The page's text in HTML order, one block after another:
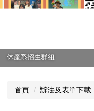
區
休產系招生群組
首頁 辦法及表單下載